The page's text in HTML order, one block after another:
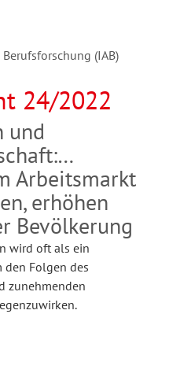
(IAB)
24/2022
und
Arbeitsmarkt
erhöhen
Bevölkerung
wird oft als ein
den Folgen des
zunehmenden